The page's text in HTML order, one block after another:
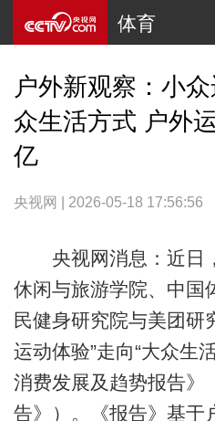
体育
户外新观察：小
众生活方式 户外
亿
央视网 | 2026-05-18 17:56:56
央视网消息：近日
休闲与旅游学院、中国
民健身研究院与美团研
运动体验”走向“大众
消费发展及趋势报告》
告》）。《报告》基于